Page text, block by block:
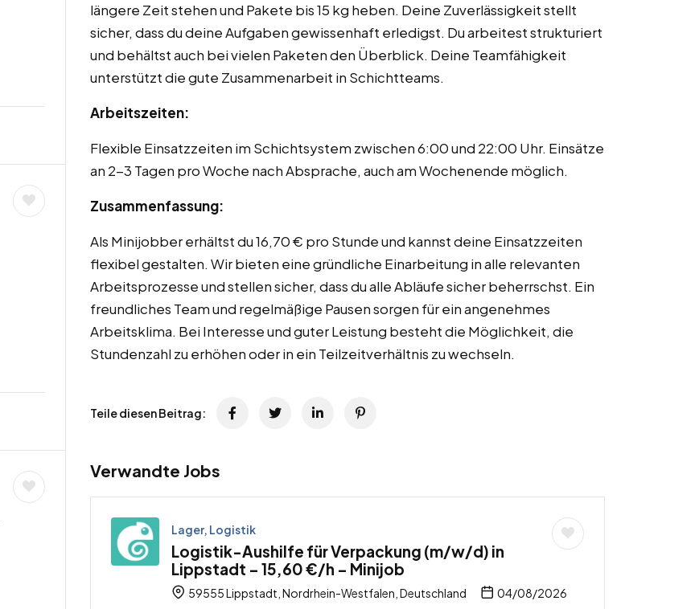
längere Zeit stehen und Pakete bis 15 kg heben. Deine Zuverlässigkeit stellt
sicher, dass du deine Aufgaben gewissenhaft erledigst. Du arbeitest strukturiert
und behältst auch bei vielen Paketen den Überblick. Deine Teamfähigkeit
unterstützt die gute Zusammenarbeit in Schichtteams.
Arbeitszeiten:
Flexible Einsatzzeiten im Schichtsystem zwischen 6:00 und 22:00 Uhr. Einsätze
an 2-3 Tagen pro Woche nach Absprache, auch am Wochenende möglich.
Zusammenfassung:
Als Minijobber erhältst du 16,70 € pro Stunde und kannst deine Einsatzzeiten
flexibel gestalten. Wir bieten eine gründliche Einarbeitung in alle relevanten
Arbeitsprozesse und stellen sicher, dass du alle Abläufe sicher beherrschst. Ein
freundliches Team und regelmäßige Pausen sorgen für ein angenehmes
Arbeitsklima. Bei Interesse und guter Leistung besteht die Möglichkeit, die
Stundenzahl zu erhöhen oder in ein Teilzeitverhältnis zu wechseln.
Teile diesen Beitrag:
Verwandte Jobs
Lager, Logistik
Logistik-Aushilfe für Verpackung (m/w/d) in
Lippstadt – 15,60 €/h – Minijob
59555 Lippstadt, Nordrhein-Westfalen, Deutschland 04/08/2026